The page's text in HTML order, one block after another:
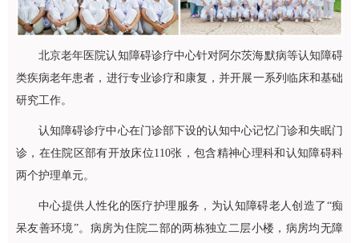
北京老年医院认知障碍诊疗中心针对阿尔茨海默病等认知障碍
类疾病老年患者，进行专业诊疗和康复，并开展一系列临床和基础
研究工作。
认知障碍诊疗中心在门诊部下设的认知中心记忆门诊和失眠门
诊，在住院区部有开放床位110张，包含精神心理科和 认知障碍科
两个护理单元。
中心提供人性化的医疗护理服务，为认知障碍老人创造了“痴
呆友善环境”。病房为住院二部的两栋独立二层小楼，病房均无障